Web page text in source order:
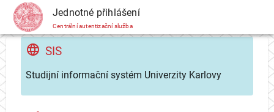
CAS Jednotné přihlášení
Centrální autentizační služba
SIS
Studijní informační systém Univerzity Karlovy